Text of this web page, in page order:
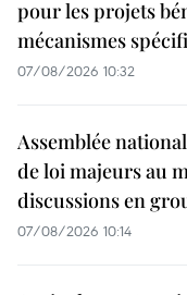
pour les projets
mécanismes
07/08/2026 10:32
Assemblée
de loi majeurs au
discussions en
07/08/2026 10:14